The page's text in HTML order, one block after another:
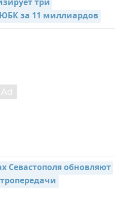
три
за 11 миллиардов
Севастополя обновляют